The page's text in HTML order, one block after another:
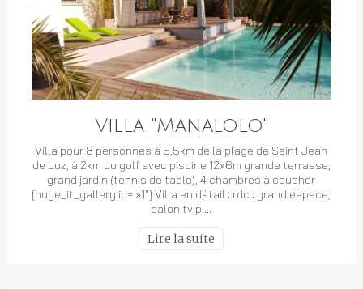
Villa "Manalolo"
Villa pour 8 personnes à 5,5km de la plage de Saint Jean
de Luz, à 2km du golf avec piscine 12x6m grande terrasse,
grand jardin (tennis de table), 4 chambres à coucher
[huge_it_gallery id= »1″] Villa en détail : rdc : grand espace,
salon tv pi…
Lire la suite